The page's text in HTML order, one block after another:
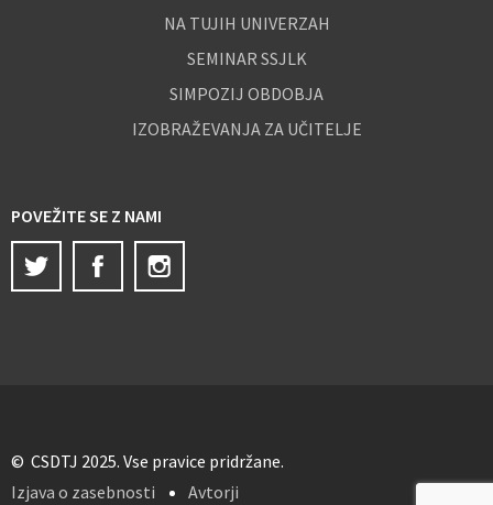
NA TUJIH UNIVERZAH
SEMINAR SSJLK
SIMPOZIJ OBDOBJA
IZOBRAŽEVANJA ZA UČITELJE
POVEŽITE SE Z NAMI
Twitter
Facebook
© CSDTJ 2025. Vse pravice pridržane.
Izjava o zasebnosti
Avtorji